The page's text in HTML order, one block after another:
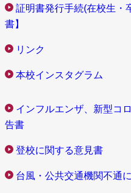
証明書発行手続(在校生・
書】
リンク
本校インスタグラム
インフルエンザ、新型コ
告書
登校に関する意見書
台風・公共交通機関不通